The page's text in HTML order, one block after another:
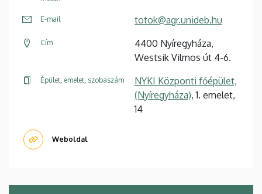
E-mail totok@agr.unideb.hu
Cím
4400 Nyíregyháza,
Westsik Vilmos út 4-6.
Épület, emelet, szobaszám
NYKI Központi főépület,
(Nyíregyháza), 1. emelet,
14
Weboldal